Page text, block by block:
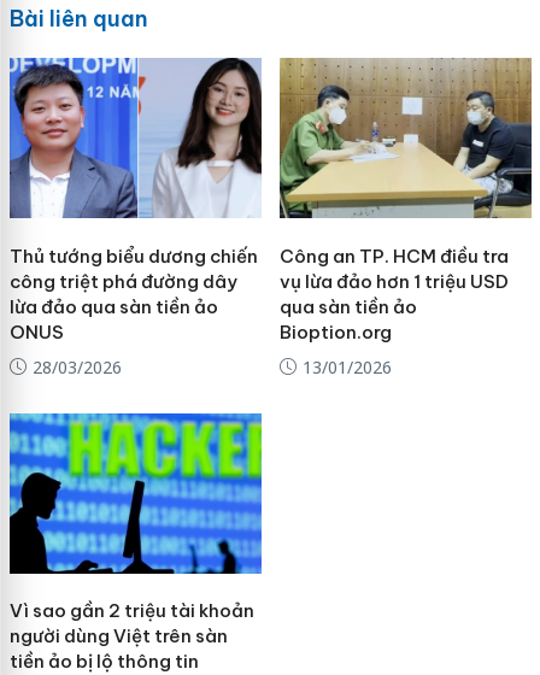
Bài liên quan
Thủ tướng biểu dương chiến
công triệt phá đường dây
lừa đảo qua sàn tiền ảo
ONUS
28/03/2026
Công an TP. HCM điều tra
vụ lừa đảo hơn 1 triệu USD
qua sàn tiền ảo
Bioption.org
13/01/2026
Vì sao gần 2 triệu tài khoản
người dùng Việt trên sàn
tiền ảo bị lộ thông tin